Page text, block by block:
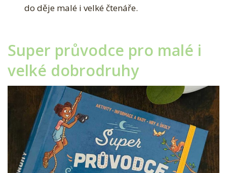
do děje malé i velké čtenáře.
Super průvodce pro malé i
velké dobrodruhy